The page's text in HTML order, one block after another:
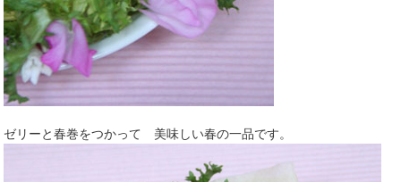
ゼリーと春巻をつかって 美味しい春の一品です。